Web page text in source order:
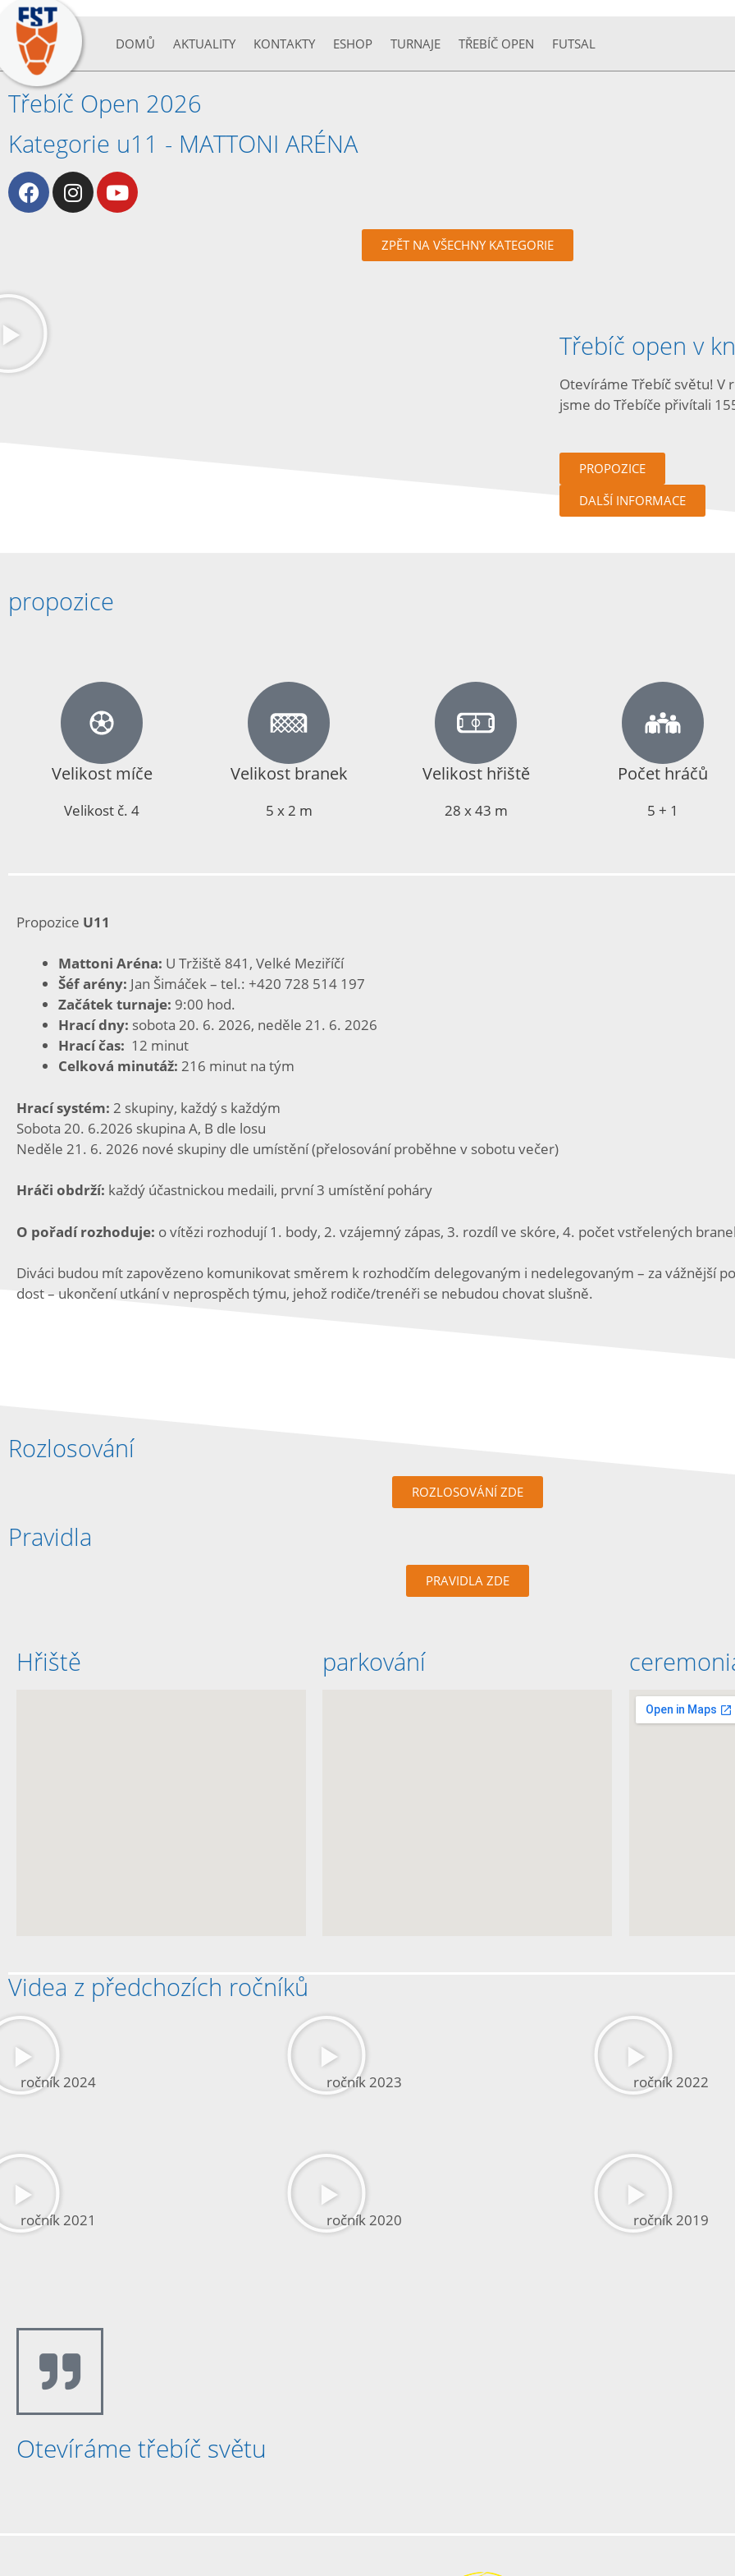
DOMŮ AKTUALITY KONTAKTY ESHOP TURNAJE TŘEBÍČ OPEN FUTSAL
Třebíč Open 2026
Kategorie u11 - MATTONI ARÉNA
ZPĚT NA VŠECHNY KATEGORIE
Třebíč open v
Otevíráme Třebíč světu! V
jsme do Třebíče přivítali
PROPOZICE
DALŠÍ INFORMACE
propozice
Velikost míče
Velikost č. 4
Velikost branek
5 x 2 m
Velikost hřiště
28 x 43 m
Počet hráčů
5 + 1
Propozice U11
Mattoni Aréna: U Tržiště 841, Velké Meziříčí
Šéf arény: Jan Šimáček – tel.: +420 728 514 197
Začátek turnaje: 9:00 hod.
Hrací dny: sobota 20. 6. 2026, neděle 21. 6. 2026
Hrací čas: 12 minut
Celková minutáž: 216 minut na tým
Hrací systém: 2 skupiny, každý s každým
Sobota 20. 6.2026 skupina A, B dle losu
Neděle 21. 6. 2026 nové skupiny dle umístění (přelosování proběhne v sobotu večer)
Hráči obdrží: každý účastnickou medaili, první 3 umístění poháry
O pořadí rozhoduje: o vítězi rozhodují 1. body, 2. vzájemný zápas, 3. rozdíl ve skóre, 4. počet vstřelených
Diváci budou mít zapovězeno komunikovat směrem k rozhodčím delegovaným i nedelegovaným – za vážnější
dost – ukončení utkání v neprospěch týmu, jehož rodiče/trenéři se nebudou chovat slušně.
Rozlosování
ROZLOSOVÁNÍ ZDE
Pravidla
PRAVIDLA ZDE
Hřiště parkování
Videa z předchozích ročníků
ročník 2024 ročník 2023 ročník 2022
ročník 2021 ročník 2020 ročník 2019
Otevíráme třebíč světu